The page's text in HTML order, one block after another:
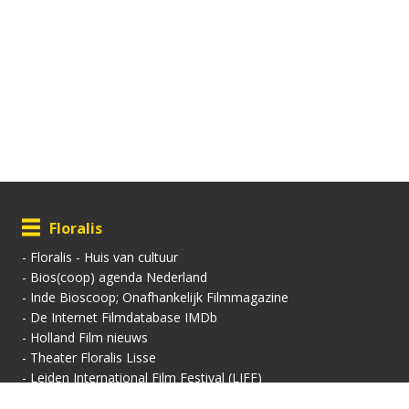
Floralis
- Floralis - Huis van cultuur
- Bios(coop) agenda Nederland
- Inde Bioscoop; Onafhankelijk Filmmagazine
- De Internet Filmdatabase IMDb
- Holland Film nieuws
- Theater Floralis Lisse
- Leiden International Film Festival (LIFF)